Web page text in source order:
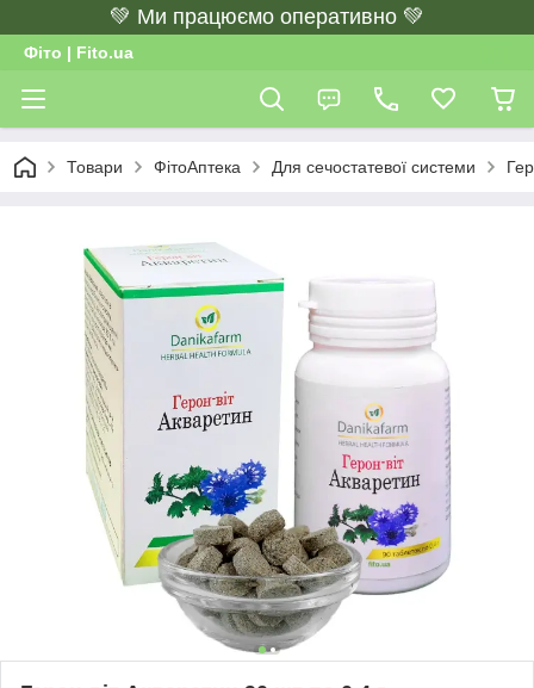
💚 Ми працюємо оперативно 💚
Фіто | Fito.ua
Товари ФітоАптека Для сечостатевої системи